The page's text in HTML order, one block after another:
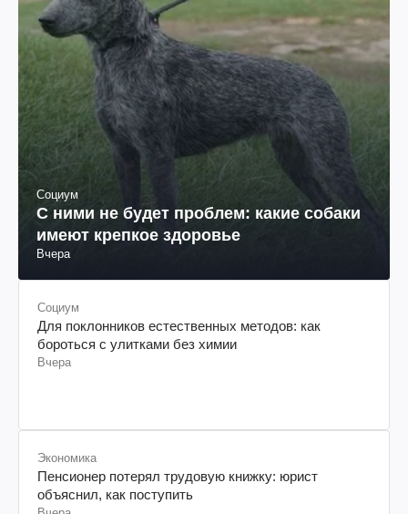
Социум
С ними не будет проблем: какие собаки
имеют крепкое здоровье
Вчера
Социум
Для поклонников естественных методов: как
бороться с улитками без химии
Вчера
Экономика
Пенсионер потерял трудовую книжку: юрист
объяснил, как поступить